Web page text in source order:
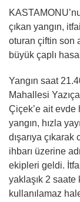
çıkan yangın,
oturan çiftin son
büyük çaplı
Yangın saat
Mahallesi
Çiçek’e ait evde
yangın, hızla
dışarıya
ihbarı üzerine
ekipleri geldi.
yaklaşık 2 saate
kullanılamaz